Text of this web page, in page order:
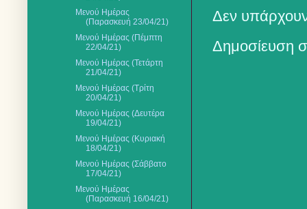
Δεν
Δημοσίευση
Μενού Ημέρας
(Παρασκευή 23/04/21)
Μενού Ημέρας (Πέμπτη
22/04/21)
Μενού Ημέρας (Τετάρτη
21/04/21)
Μενού Ημέρας (Τρίτη
20/04/21)
Μενού Ημέρας (Δευτέρα
19/04/21)
Μενού Ημέρας (Κυριακή
18/04/21)
Μενού Ημέρας (Σάββατο
17/04/21)
Μενού Ημέρας
(Παρασκευή 16/04/21)